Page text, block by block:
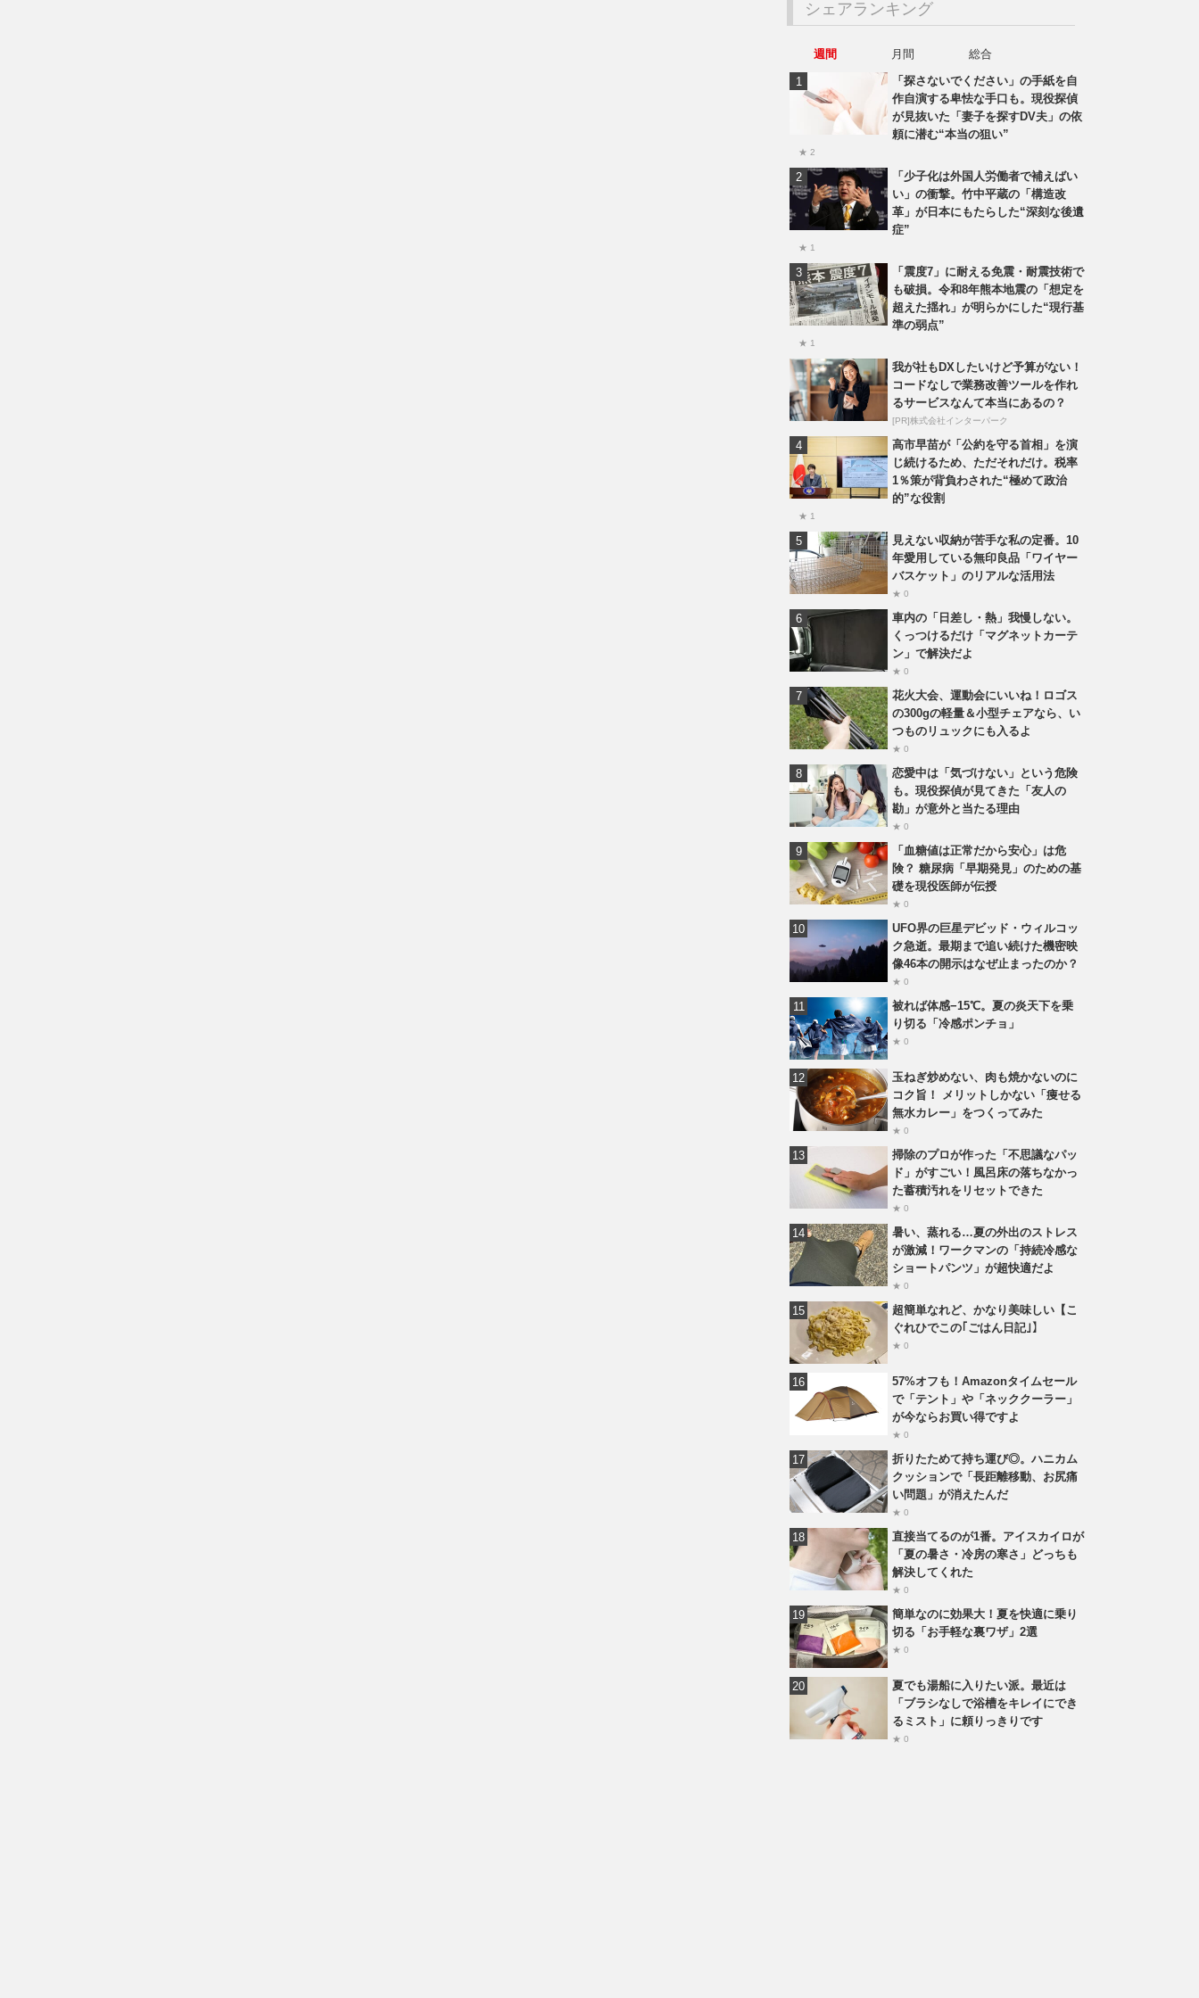
シェアランキング
週間 月間
総合
「探さないでください」の手紙を自
作自演する卑怯な手口も。現役探偵
が見抜いた「妻子を探すDV夫」の依
頼に潜む“本当の狙い”
★ 2
「少子化は外国人労働者で補えばい
い」の衝撃。竹中平蔵の「構造改
革」が日本にもたらした“深刻な後遺
症”
★ 1
「震度7」に耐える免震・耐震技術で
も破損。令和8年熊本地震の「想定を
超えた揺れ」が明らかにした“現行基
準の弱点”
★ 1
我が社もDXしたいけど予算がない！
コードなしで業務改善ツールを作れ
るサービスなんて本当にあるの？
[PR]株式会社インターパーク
高市早苗が「公約を守る首相」を演
じ続けるため、ただそれだけ。税率
1％策が背負わされた“極めて政治
的”な役割
★ 1
見えない収納が苦手な私の定番。10
年愛用している無印良品「ワイヤー
バスケット」のリアルな活用法
★ 0
車内の「日差し・熱」我慢しない。
くっつけるだけ「マグネットカーテ
ン」で解決だよ
★ 0
花火大会、運動会にいいね！ロゴス
の300gの軽量＆小型チェアなら、い
つものリュックにも入るよ
★ 0
恋愛中は「気づけない」という危険
も。現役探偵が見てきた「友人の
勘」が意外と当たる理由
★ 0
「血糖値は正常だから安心」は危
険？ 糖尿病「早期発見」のための基
礎を現役医師が伝授
★ 0
UFO界の巨星デビッド・ウィルコッ
ク急逝。最期まで追い続けた機密映
像46本の開示はなぜ止まったのか？
★ 0
被れば体感−15℃。夏の炎天下を乗
り切る「冷感ポンチョ」
★ 0
玉ねぎ炒めない、肉も焼かないのに
コク旨！ メリットしかない「痩せる
無水カレー」をつくってみた
★ 0
掃除のプロが作った「不思議なパッ
ド」がすごい！風呂床の落ちなかっ
た蓄積汚れをリセットできた
★ 0
暑い、蒸れる…夏の外出のストレス
が激減！ワークマンの「持続冷感な
ショートパンツ」が超快適だよ
★ 0
超簡単なれど、かなり美味しい【こ
ぐれひでこの｢ごはん日記｣】
★ 0
57%オフも！Amazonタイムセール
で「テント」や「ネッククーラー」
が今ならお買い得ですよ
★ 0
折りたためて持ち運び◎。ハニカム
クッションで「長距離移動、お尻痛
い問題」が消えたんだ
★ 0
直接当てるのが1番。アイスカイロが
「夏の暑さ・冷房の寒さ」どっちも
解決してくれた
★ 0
簡単なのに効果大！夏を快適に乗り
切る「お手軽な裏ワザ」2選
★ 0
夏でも湯船に入りたい派。最近は
「ブラシなしで浴槽をキレイにでき
るミスト」に頼りっきりです
★ 0